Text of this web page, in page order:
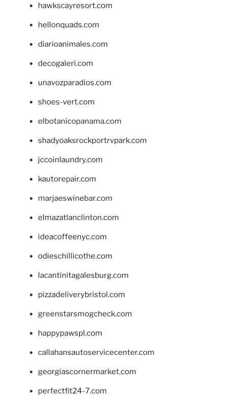
hawkscayresort.com
hellonquads.com
diarioanimales.com
decogaleri.com
unavozparadios.com
shoes-vert.com
elbotanicopanama.com
shadyoaksrockportrvpark.com
jccoinlaundry.com
kautorepair.com
marjaeswinebar.com
elmazatlanclinton.com
ideacoffeenyc.com
odieschillicothe.com
lacantinitagalesburg.com
pizzadeliverybristol.com
greenstarsmogcheck.com
happypawspl.com
callahansautoservicecenter.com
georgiascornermarket.com
perfectfit24-7.com